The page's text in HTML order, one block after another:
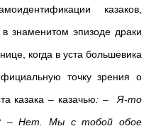
казаков,
знаменитом эпизоде драки
когда в уста большевика
точку зрения о
казака – казачью: – Я-то
– Нет. Мы с тобой обое